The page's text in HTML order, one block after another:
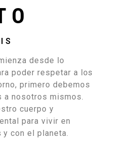
desde lo
poder respetar a los
primero debemos
a nosotros mismos.
cuerpo y
para vivir en
y con el planeta.